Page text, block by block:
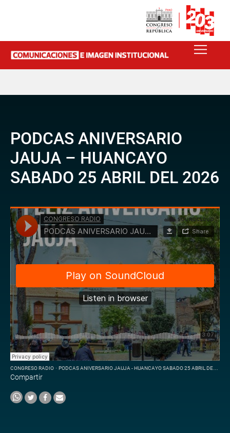
PODCAS ANIVERSARIO
JAUJA – HUANCAYO
SABADO 25 ABRIL DEL 2026
CONGRESO RADIO · PODCAS ANIVERSARIO JAUJA - HUANCAYO SABADO 25 ABRIL DEL 2026
Compartir